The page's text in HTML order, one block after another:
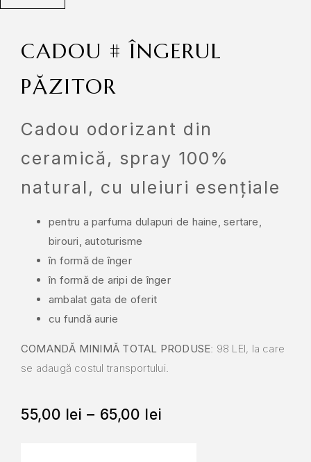
CADOU # ÎNGERUL
PĂZITOR
Cadou odorizant din
ceramică, spray 100%
natural, cu uleiuri esențiale
pentru a parfuma dulapuri de haine, sertare,
birouri, autoturisme
în formă de înger
în formă de aripi de înger
ambalat gata de oferit
cu fundă aurie
COMANDĂ MINIMĂ TOTAL PRODUSE: 98 LEI, la care
se adaugă costul transportului.
55,00 lei – 65,00 lei